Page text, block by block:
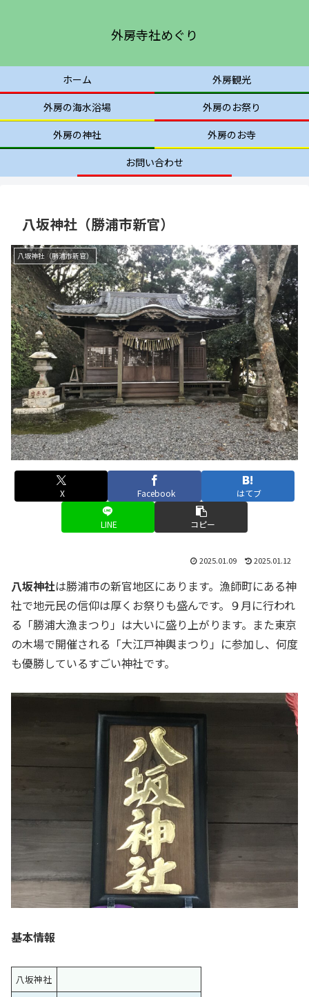
外房寺社めぐり
ホーム
外房観光
外房の海水浴場
外房のお祭り
外房の神社
外房のお寺
お問い合わせ
八坂神社（勝浦市新官）
八坂神社（勝浦市新官）
X Facebook はてブ
LINE コピー
2025.01.09 2025.01.12
八坂神社は勝浦市の新官地区にあります。漁師町にある神
社で地元民の信仰は厚くお祭りも盛んです。９月に行われ
る「勝浦大漁まつり」は大いに盛り上がります。また東京
の木場で開催される「大江戸神輿まつり」に参加し、何度
も優勝しているすごい神社です。
基本情報
八坂神社